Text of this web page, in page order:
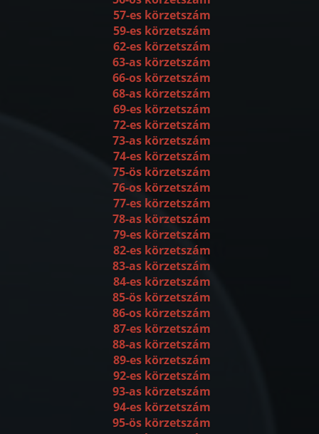
57-es körzetszám
59-es körzetszám
62-es körzetszám
63-as körzetszám
66-os körzetszám
68-as körzetszám
69-es körzetszám
72-es körzetszám
73-as körzetszám
74-es körzetszám
75-ös körzetszám
76-os körzetszám
77-es körzetszám
78-as körzetszám
79-es körzetszám
82-es körzetszám
83-as körzetszám
84-es körzetszám
85-ös körzetszám
86-os körzetszám
87-es körzetszám
88-as körzetszám
89-es körzetszám
92-es körzetszám
93-as körzetszám
94-es körzetszám
95-ös körzetszám